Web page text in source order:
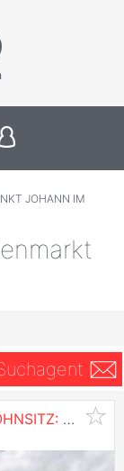
JOHANN IM
EINMALIGE GELEGENHEIT - ZWEITWOHNSITZ: